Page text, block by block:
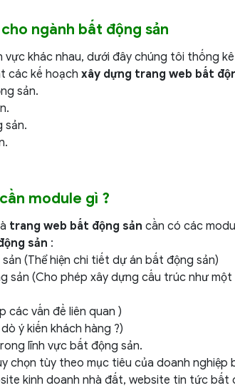
ngành bất động sản
vực khác nhau, dưới đây chúng tôi thống
các kế hoạch xây dựng trang web bất
sản.
sản.
module gì ?
trang web bất động sản cần có các
sản :
(Thể hiện chi tiết dự án bất động sản)
sản (Cho phép xây dựng cấu trúc như
các vấn đề liên quan )
ý kiến khách hàng ?)
lĩnh vực bất động sản.
chọn tùy theo mục tiêu của doanh nghiệp
kinh doanh nhà đất, website tin tức bất